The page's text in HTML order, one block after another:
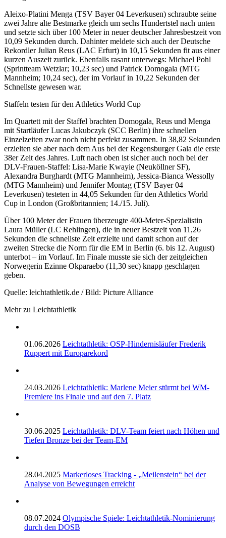
Aleixo-Platini Menga (TSV Bayer 04 Leverkusen) schraubte seine
zwei Jahre alte Bestmarke gleich um sechs Hundertstel nach unten
und setzte sich über 100 Meter in neuer deutscher Jahresbestzeit von
10,09 Sekunden durch. Dahinter meldete sich auch der Deutsche
Rekordler Julian Reus (LAC Erfurt) in 10,15 Sekunden fit aus einer
kurzen Auszeit zurück. Ebenfalls rasant unterwegs: Michael Pohl
(Sprintteam Wetzlar; 10,23 sec) und Patrick Domogala (MTG
Mannheim; 10,24 sec), der im Vorlauf in 10,22 Sekunden der
Schnellste gewesen war.
Staffeln testen für den Athletics World Cup
Im Quartett mit der Staffel brachten Domogala, Reus und Menga
mit Startläufer Lucas Jakubczyk (SCC Berlin) ihre schnellen
Einzelzeiten zwar noch nicht perfekt zusammen. In 38,82 Sekunden
erzielten sie aber nach dem Aus bei der Regensburger Gala die erste
38er Zeit des Jahres. Luft nach oben ist sicher auch noch bei der
DLV-Frauen-Staffel: Lisa-Marie Kwayie (Neuköllner SF),
Alexandra Burghardt (MTG Mannheim), Jessica-Bianca Wessolly
(MTG Mannheim) und Jennifer Montag (TSV Bayer 04
Leverkusen) testeten in 44,05 Sekunden für den Athletics World
Cup in London (Großbritannien; 14./15. Juli).
Über 100 Meter der Frauen überzeugte 400-Meter-Spezialistin
Laura Müller (LC Rehlingen), die in neuer Bestzeit von 11,26
Sekunden die schnellste Zeit erzielte und damit schon auf der
zweiten Strecke die Norm für die EM in Berlin (6. bis 12. August)
unterbot – im Vorlauf. Im Finale musste sie sich der zeitgleichen
Norwegerin Ezinne Okparaebo (11,30 sec) knapp geschlagen
geben.
Quelle: leichtathletik.de / Bild: Picture Alliance
Mehr zu Leichtathletik
01.06.2026 Leichtathletik: OSP-Hindernisläufer Frederik
Ruppert mit Europarekord
24.03.2026 Leichtathletik: Marlene Meier stürmt bei WM-
Premiere ins Finale und auf den 7. Platz
30.06.2025 Leichtathletik: DLV-Team feiert nach Höhen und
Tiefen Bronze bei der Team-EM
28.04.2025 Markerloses Tracking - „Meilenstein“ bei der
Analyse von Bewegungen erreicht
08.07.2024 Olympische Spiele: Leichtathletik-Nominierung
durch den DOSB